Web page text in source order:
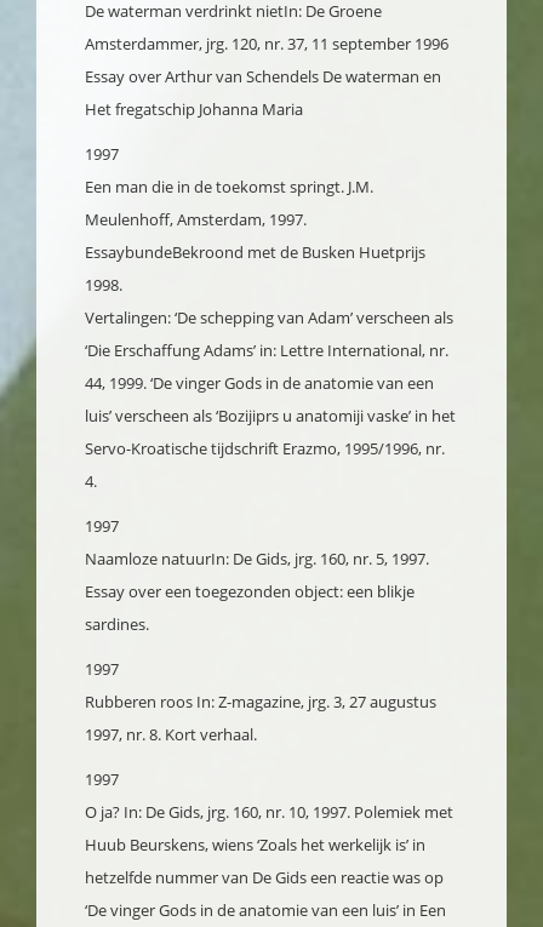
De waterman verdrinkt nietIn: De Groene
Amsterdammer, jrg. 120, nr. 37, 11 september 1996
Essay over Arthur van Schendels De waterman en
Het fregatschip Johanna Maria
1997
Een man die in de toekomst springt. J.M.
Meulenhoff, Amsterdam, 1997.
EssaybundeBekroond met de Busken Huetprijs
1998.
Vertalingen: ‘De schepping van Adam’ verscheen als
‘Die Erschaffung Adams’ in: Lettre International, nr.
44, 1999. ‘De vinger Gods in de anatomie van een
luis’ verscheen als ‘Bozijiprs u anatomiji vaske’ in het
Servo-Kroatische tijdschrift Erazmo, 1995/1996, nr.
4.
1997
Naamloze natuurIn: De Gids, jrg. 160, nr. 5, 1997.
Essay over een toegezonden object: een blikje
sardines.
1997
Rubberen roos In: Z-magazine, jrg. 3, 27 augustus
1997, nr. 8. Kort verhaal.
1997
O ja? In: De Gids, jrg. 160, nr. 10, 1997. Polemiek met
Huub Beurskens, wiens ‘Zoals het werkelijk is’ in
hetzelfde nummer van De Gids een reactie was op
‘De vinger Gods in de anatomie van een luis’ in Een